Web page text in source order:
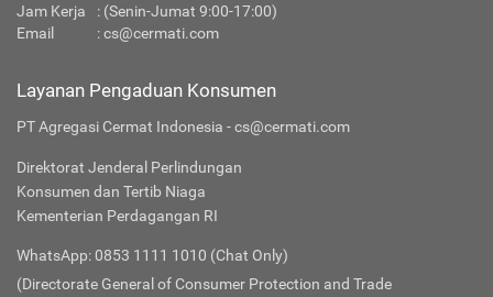
Jam Kerja
: (Senin-Jumat 9:00-17:00)
Email
:cs@cermati.com
Layanan Pengaduan Konsumen
PT Agregasi Cermat Indonesia - cs@cermati.com
Direktorat Jenderal Perlindungan
Konsumen dan Tertib Niaga
Kementerian Perdagangan RI
WhatsApp: 0853 1111 1010 (Chat Only)
(Directorate General of Consumer Protection and Trade